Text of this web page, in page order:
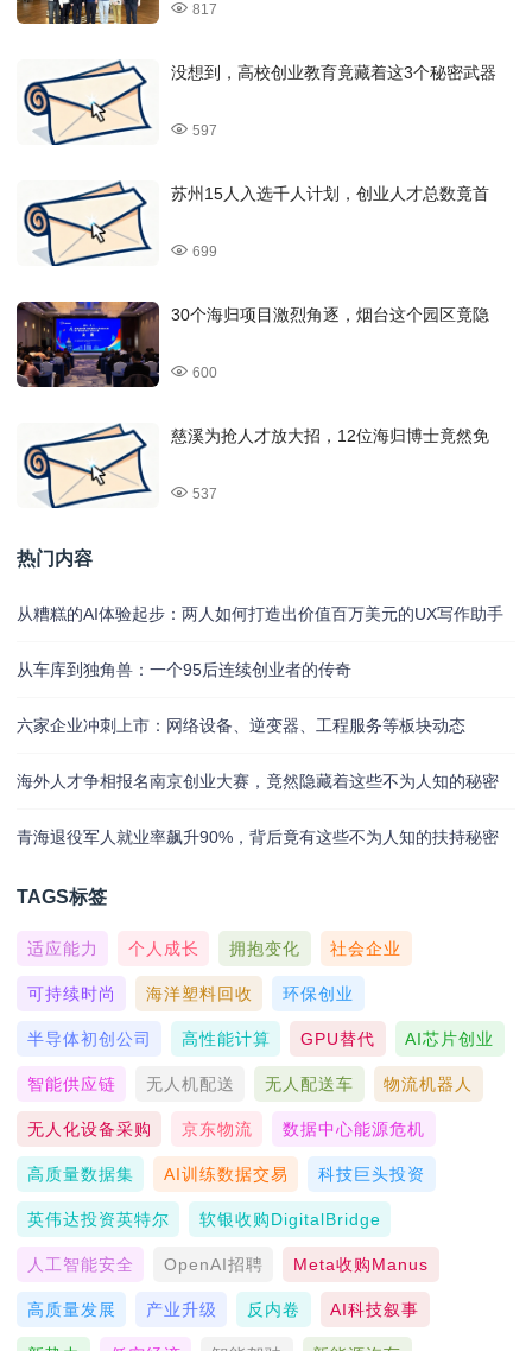
817
没想到，高校创业教育竟藏着这3个秘密武器
597
苏州15人入选千人计划，创业人才总数竟首
699
30个海归项目激烈角逐，烟台这个园区竟隐
600
慈溪为抢人才放大招，12位海归博士竟然免
537
热门内容
从糟糕的AI体验起步：两人如何打造出价值百万美元的UX写作助手
从车库到独角兽：一个95后连续创业者的传奇
六家企业冲刺上市：网络设备、逆变器、工程服务等板块动态
海外人才争相报名南京创业大赛，竟然隐藏着这些不为人知的秘密
青海退役军人就业率飙升90%，背后竟有这些不为人知的扶持秘密
TAGS标签
适应能力 个人成长 拥抱变化 社会企业
可持续时尚 海洋塑料回收 环保创业
半导体初创公司 高性能计算 GPU替代 AI芯片创业
智能供应链 无人机配送 无人配送车 物流机器人
无人化设备采购 京东物流 数据中心能源危机
高质量数据集 AI训练数据交易 科技巨头投资
英伟达投资英特尔 软银收购DigitalBridge
人工智能安全 OpenAI招聘 Meta收购Manus
高质量发展 产业升级 反内卷 AI科技叙事